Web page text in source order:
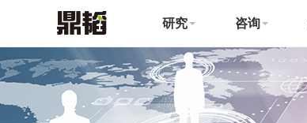
研究 咨询